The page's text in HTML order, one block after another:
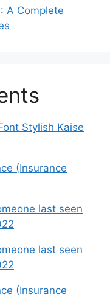
A Complete
Stylish Kaise
(Insurance
last seen
last seen
(Insurance